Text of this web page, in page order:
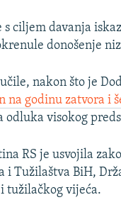
ciljem davanja
donošenje
nakon što je
na godinu zatvora i
odluka visokog
RS je usvojila
i Tužilaštva BiH,
tužilačkog vijeća.